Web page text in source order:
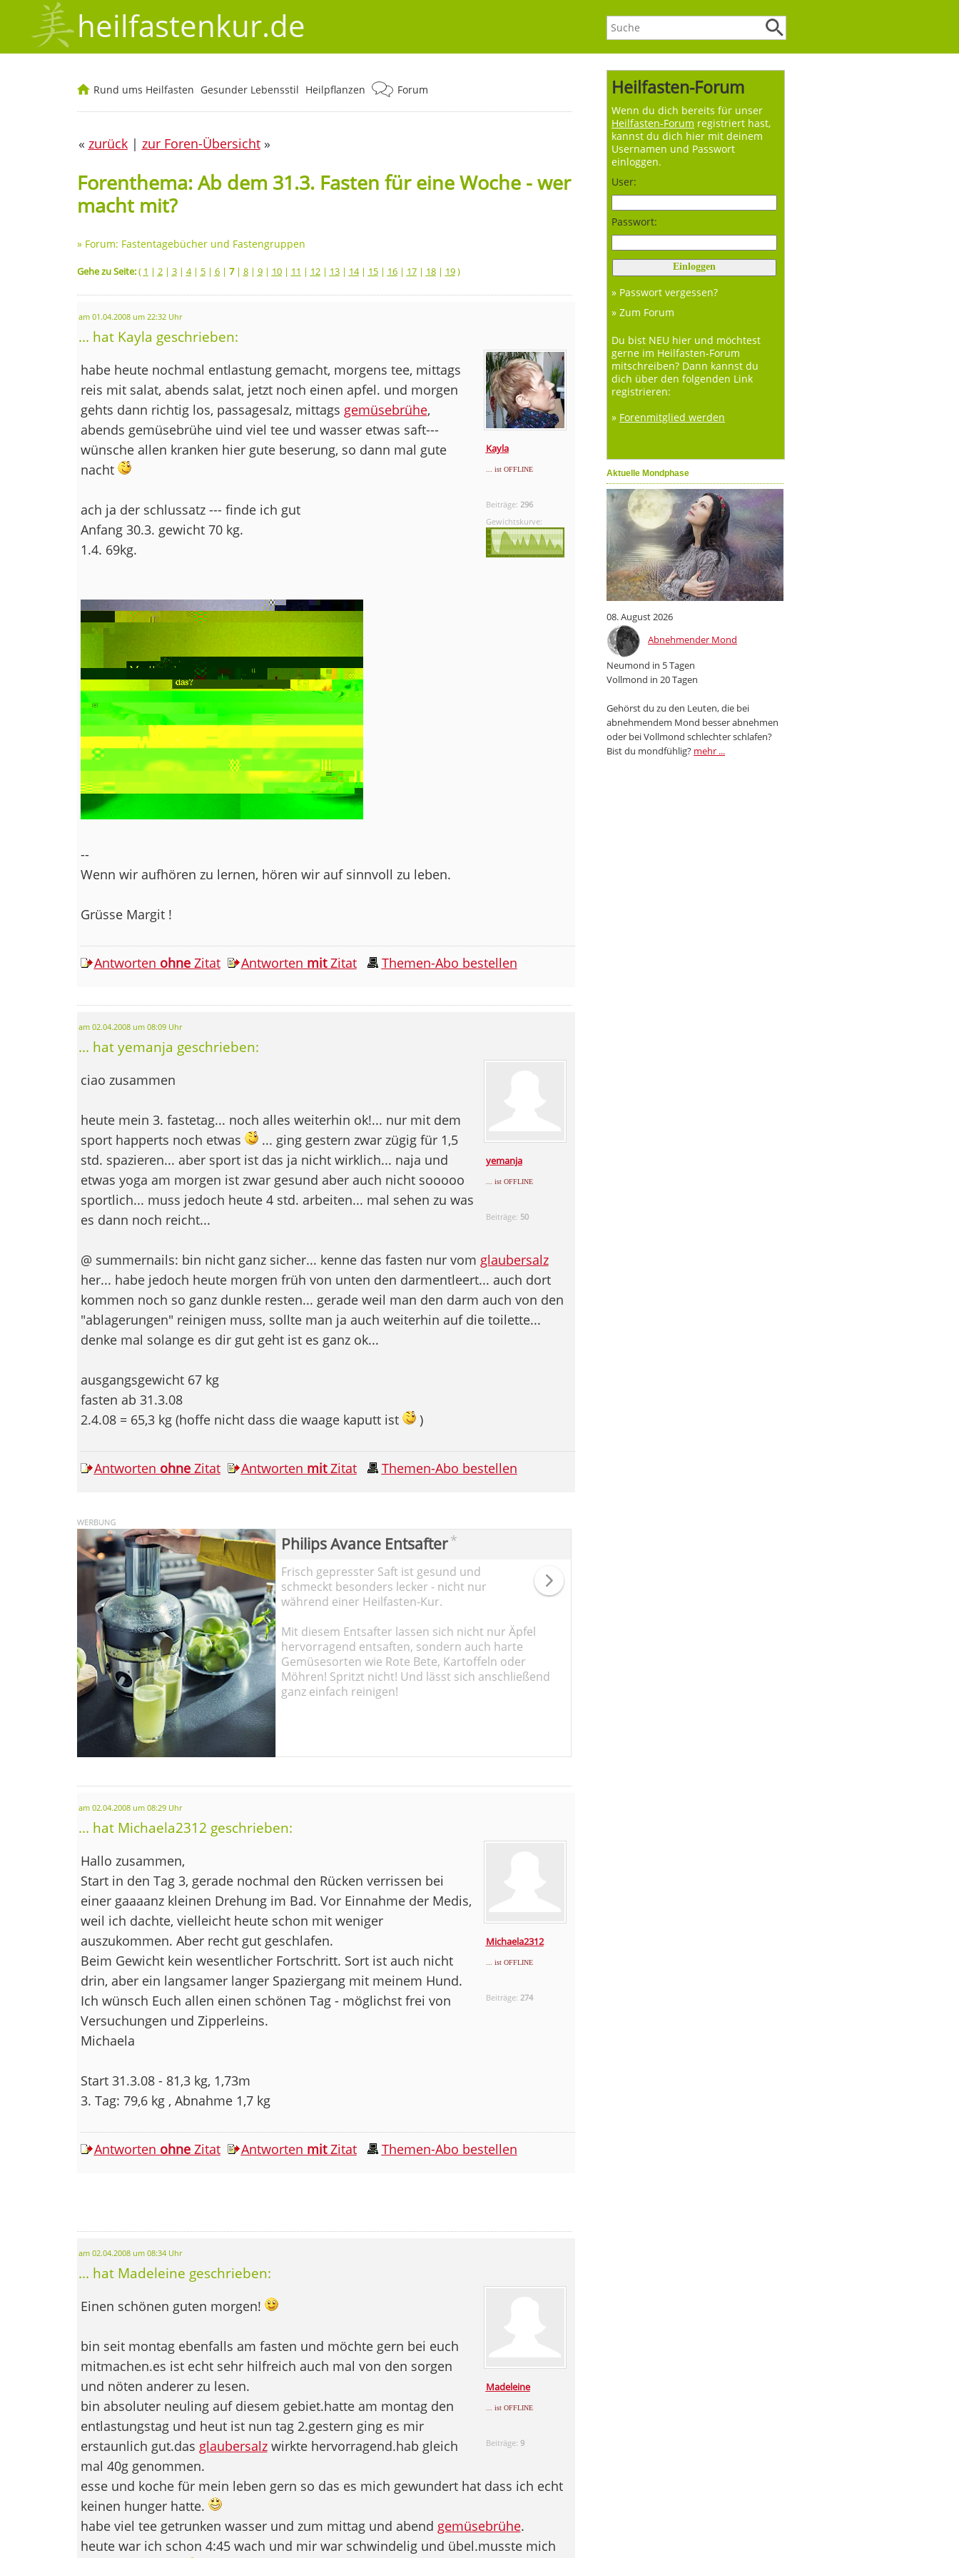
heilfastenkur.de
Heilfasten-Forum
Wenn du dich bereits für unser
Heilfasten-Forum registriert hast,
kannst du dich hier mit deinem
Usernamen und Passwort
einloggen.
User:
Passwort:
» Passwort vergessen?
» Zum Forum
Du bist NEU hier und möchtest
gerne im Heilfasten-Forum
mitschreiben? Dann kannst du
dich über den folgenden Link
registrieren:
» Forenmitglied werden
Aktuelle Mondphase
08. August 2026
Abnehmender Mond
Neumond in 5 Tagen
Vollmond in 20 Tagen
Gehörst du zu den Leuten, die bei
abnehmendem Mond besser abnehmen
oder bei Vollmond schlechter schlafen?
Bist du mondfühlig? mehr ...
Rund ums Heilfasten Gesunder Lebensstil Heilpflanzen Forum
« zurück| zur Foren-Übersicht»
Forenthema: Ab dem 31.3. Fasten für eine Woche - wer
macht mit?
» Forum: Fastentagebücher und Fastengruppen
Gehe zu Seite:( 1 | 2| 3| 4| 5| 6| 7| 8| 9| 10| 11 | 12| 13| 14| 15| 16| 17| 18| 19)
am 01.04.2008 um 22:32 Uhr
... hat Kayla geschrieben:
Kayla
... ist OFFLINE
Beiträge: 296
Gewichtskurve:
habe heute nochmal entlastung gemacht, morgens tee, mittags
reis mit salat, abends salat, jetzt noch einen apfel. und morgen
gehts dann richtig los, passagesalz, mittags gemüsebrühe,
abends gemüsebrühe uind viel tee und wasser etwas saft---
wünsche allen kranken hier gute beserung, so dann mal gute
nacht
ach ja der schlussatz --- finde ich gut
Anfang 30.3. gewicht 70 kg.
1.4. 69kg.
--
Wenn wir aufhören zu lernen, hören wir auf sinnvoll zu leben.
Grüsse Margit !
Antworten ohneZitat Antworten mitZitat Themen-Abo bestellen
am 02.04.2008 um 08:09 Uhr
... hat yemanja geschrieben:
yemanja
... ist OFFLINE
Beiträge: 50
ciao zusammen
heute mein 3. fastetag... noch alles weiterhin ok!... nur mit dem
sport happerts noch etwas
... ging gestern zwar zügig für 1,5
std. spazieren... aber sport ist das ja nicht wirklich... naja und
etwas yoga am morgen ist zwar gesund aber auch nicht sooooo
sportlich... muss jedoch heute 4 std. arbeiten... mal sehen zu was
es dann noch reicht...
@ summernails: bin nicht ganz sicher... kenne das fasten nur vom glaubersalz
her... habe jedoch heute morgen früh von unten den darmentleert... auch dort
kommen noch so ganz dunkle resten... gerade weil man den darm auch von den
"ablagerungen" reinigen muss, sollte man ja auch weiterhin auf die toilette...
denke mal solange es dir gut geht ist es ganz ok...
ausgangsgewicht 67 kg
fasten ab 31.3.08
2.4.08 = 65,3 kg (hoffe nicht dass die waage kaputt ist
)
Antworten ohneZitat Antworten mitZitat Themen-Abo bestellen
Philips Avance Entsafter*
Frisch gepresster Saft ist gesund und
schmeckt besonders lecker - nicht nur
während einer Heilfasten-Kur.
Mit diesem Entsafter lassen sich nicht nur Äpfel
hervorragend entsaften, sondern auch harte
Gemüsesorten wie Rote Bete, Kartoffeln oder
Möhren! Spritzt nicht! Und lässt sich anschließend
ganz einfach reinigen!
am 02.04.2008 um 08:29 Uhr
... hat Michaela2312 geschrieben:
Michaela2312
... ist OFFLINE
Beiträge: 274
Hallo zusammen,
Start in den Tag 3, gerade nochmal den Rücken verrissen bei
einer gaaaanz kleinen Drehung im Bad. Vor Einnahme der Medis,
weil ich dachte, vielleicht heute schon mit weniger
auszukommen. Aber recht gut geschlafen.
Beim Gewicht kein wesentlicher Fortschritt. Sort ist auch nicht
drin, aber ein langsamer langer Spaziergang mit meinem Hund.
Ich wünsch Euch allen einen schönen Tag - möglichst frei von
Versuchungen und Zipperleins.
Michaela
Start 31.3.08 - 81,3 kg, 1,73m
3. Tag: 79,6 kg , Abnahme 1,7 kg
Antworten ohneZitat Antworten mitZitat Themen-Abo bestellen
am 02.04.2008 um 08:34 Uhr
... hat Madeleine geschrieben:
Madeleine
... ist OFFLINE
Beiträge: 9
Einen schönen guten morgen!
bin seit montag ebenfalls am fasten und möchte gern bei euch
mitmachen.es ist echt sehr hilfreich auch mal von den sorgen
und nöten anderer zu lesen.
bin absoluter neuling auf diesem gebiet.hatte am montag den
entlastungstag und heut ist nun tag 2.gestern ging es mir
erstaunlich gut.das glaubersalzwirkte hervorragend.hab gleich
mal 40g genommen.
esse und koche für mein leben gern so das es mich gewundert hat dass ich echt
keinen hunger hatte.
habe viel tee getrunken wasser und zum mittag und abend gemüsebrühe.
heute war ich schon 4:45 wach und mir war schwindelig und übel.musste mich